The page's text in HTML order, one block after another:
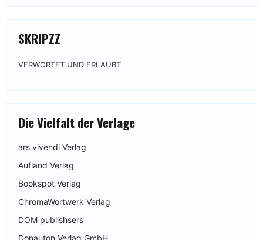
SKRIPZZ
VERWORTET UND ERLAUBT
Die Vielfalt der Verlage
ars vivendi Verlag
Aufland Verlag
Bookspot Verlag
ChromaWortwerk Verlag
DOM publishsers
Donauton Verlag GmbH